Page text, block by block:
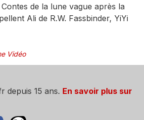
Contes de la lune vague après la
Ali de R.W. Fassbinder, YiYi
Vidéo
depuis 15 ans. En savoir plus sur